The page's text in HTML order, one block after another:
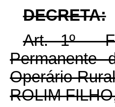
DECRETA:
Art. 1º -
Permanente
Operário
ROLIM